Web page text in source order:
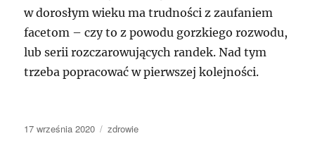
w dorosłym wieku ma trudności z zaufaniem
facetom – czy to z powodu gorzkiego rozwodu,
lub serii rozczarowujących randek. Nad tym
trzeba popracować w pierwszej kolejności.
Data
17 września 2020 Kategorie
zdrowie